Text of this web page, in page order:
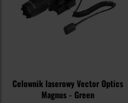
Celownik laserowy Vector Optics
Magnus - Green